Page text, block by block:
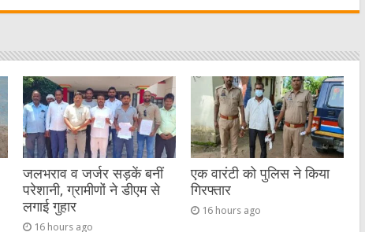
ss
n
g
er
at
A
p
p
जलभराव व जर्जर सड़कें बनीं
परेशानी, ग्रामीणों ने डीएम से
लगाई गुहार
16 hours ago
एक वारंटी को पुलिस ने किया
गिरफ्तार
16 hours ago